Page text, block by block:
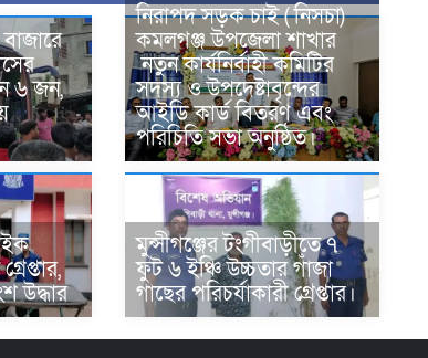
৬ জন,
নিরাপদ সড়ক চাই ( নিসচা)
কমলগঞ্জ উপজেলা শাখার
নতুন কার্যনির্বাহী কমিটির
সদস্য ও উপদেষ্টাবৃন্দের
আইডি কার্ড বিতরণ এবং
পরিচিতি সভা অনুষ্ঠিত।
উদ্ধার
মুন্সীগঞ্জের টংগীবাড়ীতে ৭
ফুট ৬ ইঞ্চি উচ্চতার গাঁজা
গাছের পরিচর্যাকারী গ্রেপ্তার।